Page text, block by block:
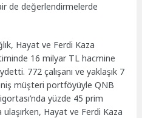
de değerlendirmelerde
Hayat ve Ferdi Kaza
16 milyar TL hacmine
772 çalışanı ve yaklaşık 7
müşteri portföyüyle QNB
yüzde 45 prim
Hayat ve Ferdi Kaza